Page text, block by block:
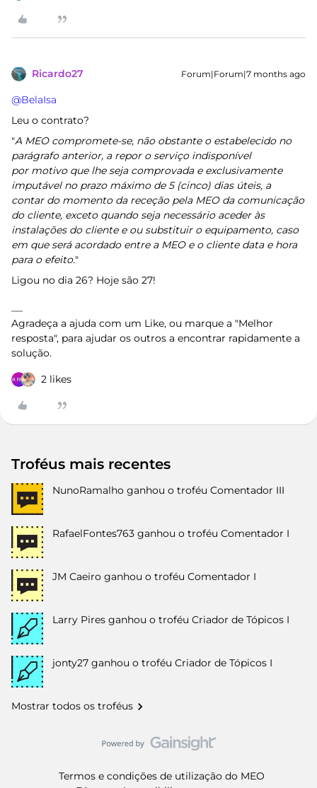
Ricardo27 Forum|Forum|7 months ago
@BelaIsa
Leu o contrato?
"A MEO compromete-se, não obstante o estabelecido no
parágrafo anterior, a repor o serviço indisponível
por motivo que lhe seja comprovada e exclusivamente
imputável no prazo máximo de 5 (cinco) dias úteis, a
contar do momento da receção pela MEO da comunicação
do cliente, exceto quando seja necessário aceder às
instalações do cliente e ou substituir o equipamento, caso
em que será acordado entre a MEO e o cliente data e hora
para o efeito."
Ligou no dia 26? Hoje são 27!
Agradeça a ajuda com um Like, ou marque a "Melhor
resposta", para ajudar os outros a encontrar rapidamente a
solução.
2 likes
Troféus mais recentes
NunoRamalho ganhou o troféu Comentador III
RafaelFontes763 ganhou o troféu Comentador I
JM Caeiro ganhou o troféu Comentador I
Larry Pires ganhou o troféu Criador de Tópicos I
jonty27 ganhou o troféu Criador de Tópicos I
Mostrar todos os troféus
Termos e condições de utilização do MEO